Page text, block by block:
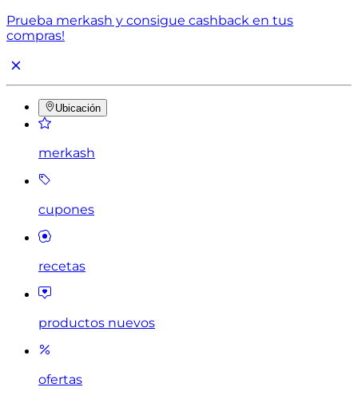
Prueba merkash y consigue cashback en tus
compras!
Ubicación
merkash
cupones
recetas
productos nuevos
ofertas